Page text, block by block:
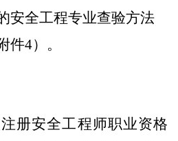
安全工程专业查验方法
件4） 。
册安全工程师职业资格